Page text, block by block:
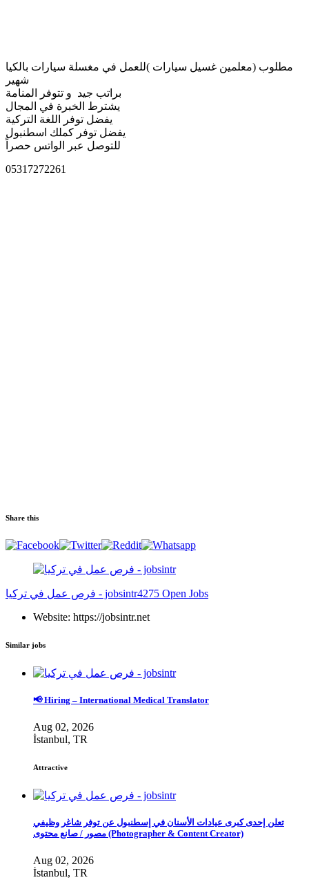
مطلوب (معلمين غسيل سيارات )للعمل في مغسلة سيارات بالكيا
للتوصل عبر الواتس حصراً
05317272261
Share this
فرص عمل في تركيا - jobsintr4275 Open Jobs
Website: https://jobsintr.net
Similar jobs
📢 Hiring – International Medical Translator
Aug 02, 2026
İstanbul, TR
Attractive
تعلن إحدى كبرى عيادات الأسنان في إسطنبول عن توفر شاغر وظيفي
مصور / صانع محتوى (Photographer & Content Creator)
Aug 02, 2026
İstanbul, TR